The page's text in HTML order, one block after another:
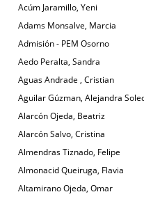
Acúm Jaramillo, Yeni
Adams Monsalve, Marcia
Admisión - PEM Osorno
Aedo Peralta, Sandra
Aguas Andrade , Cristian
Aguilar Gúzman, Alejandra
Alarcón Ojeda, Beatriz
Alarcón Salvo, Cristina
Almendras Tiznado, Felipe
Almonacid Queiruga, Flavia
Altamirano Ojeda, Omar